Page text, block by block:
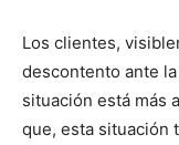
Los clientes,
descontento ante
situación está más
que, esta situación